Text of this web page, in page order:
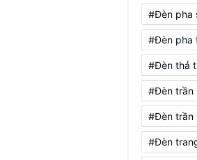
#Đèn pha
#Đèn pha
#Đèn thả
#Đèn trần
#Đèn trần
#Đèn